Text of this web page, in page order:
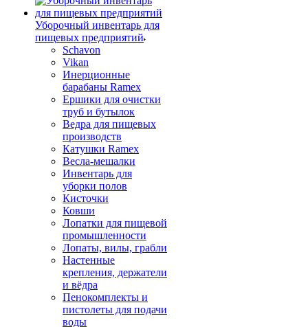
Уборочный инвентарь для
пищевых предприятий
Schavon
Vikan
Инерционные
барабаны Ramex
Ершики для очистки
труб и бутылок
Ведра для пищевых
производств
Катушки Ramex
Весла-мешалки
Инвентарь для
уборки полов
Кисточки
Ковши
Лопатки для пищевой
промышленности
Лопаты, вилы, грабли
Настенные
крепления, держатели
и вёдра
Пенокомплекты и
пистолеты для подачи
воды